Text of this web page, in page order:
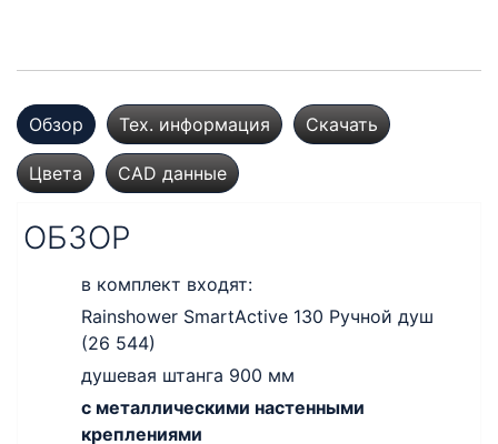
Обзор Тех. информация Скачать
Цвета CAD данные
ОБЗОР
в комплект входят:
Rainshower SmartActive 130 Ручной душ
(26 544)
душевая штанга 900 мм
с металлическими настенными
креплениями